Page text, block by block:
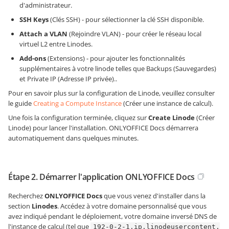
d'administrateur.
SSH Keys(Clés SSH) - pour sélectionner la clé SSH disponible.
Attach a VLAN (Rejoindre VLAN) - pour créer le réseau local
virtuel L2 entre Linodes.
Add-ons(Extensions) - pour ajouter les fonctionnalités
supplémentaires à votre linode telles que Backups (Sauvegardes)
et Private IP (Adresse IP privée)..
Pour en savoir plus sur la configuration de Linode, veuillez consulter
le guideCreating a Compute Instance(Créer une instance de calcul).
Une fois la configuration terminée, cliquez surCreate Linode(Créer
Linode) pour lancer l'installation. ONLYOFFICE Docs démarrera
automatiquement dans quelques minutes.
Étape 2. Démarrer l'application ONLYOFFICE Docs
RecherchezONLYOFFICE Docsque vous venez d'installer dans la
section Linodes. Accédez à votre domaine personnalisé que vous
avez indiqué pendant le déploiement, votre domaine inversé DNS de
l'instance de calcul (tel que 192-0-2-1.ip.linodeusercontent.